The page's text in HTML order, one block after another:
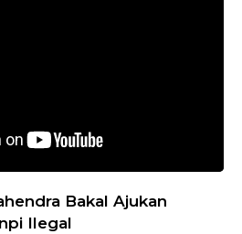
Bakal Ajukan
Ilegal